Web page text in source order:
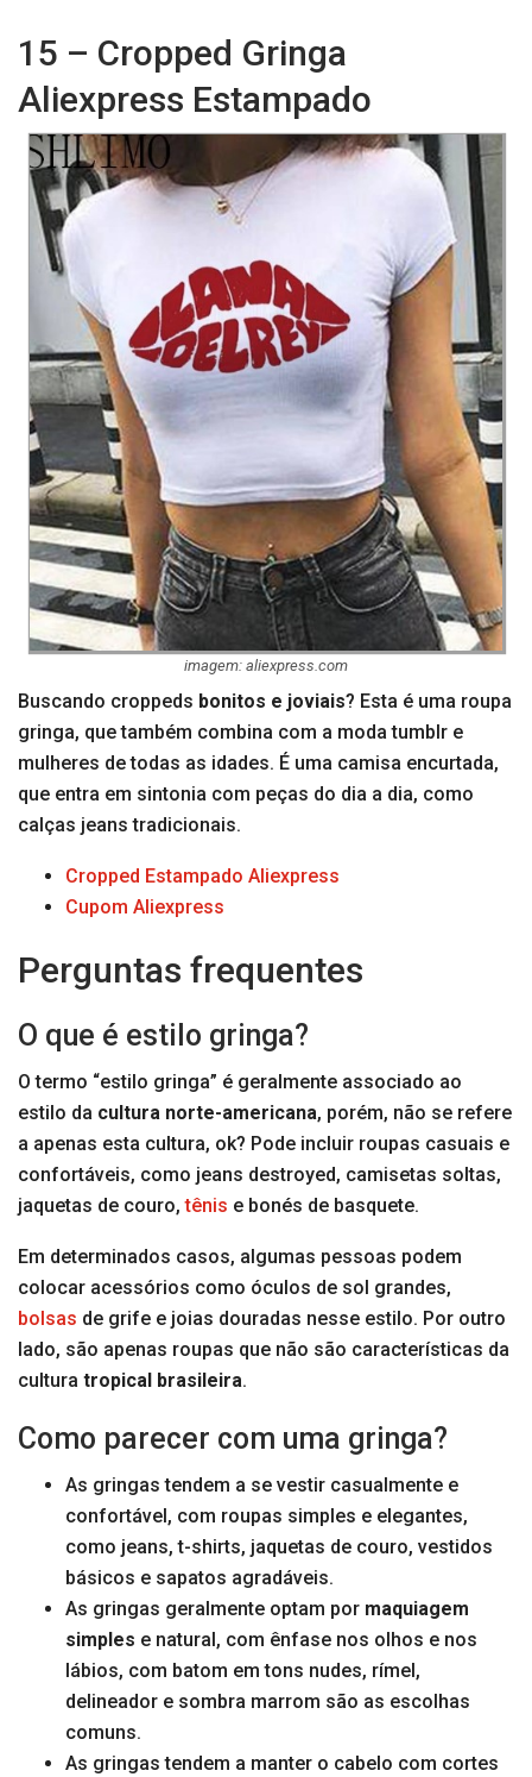
15 – Cropped Gringa
Aliexpress Estampado
imagem: aliexpress.com
Buscando croppeds bonitos e joviais? Esta é uma roupa
gringa, que também combina com a moda tumblr e
mulheres de todas as idades. É uma camisa encurtada,
que entra em sintonia com peças do dia a dia, como
calças jeans tradicionais.
Cropped Estampado Aliexpress
Cupom Aliexpress
Perguntas frequentes
O que é estilo gringa?
O termo “estilo gringa” é geralmente associado ao
estilo da cultura norte-americana, porém, não se refere
a apenas esta cultura, ok? Pode incluir roupas casuais e
confortáveis, como jeans destroyed, camisetas soltas,
jaquetas de couro,tênis e bonés de basquete.
Em determinados casos, algumas pessoas podem
colocar acessórios como óculos de sol grandes,
bolsas de grife e joias douradas nesse estilo. Por outro
lado, são apenas roupas que não são características da
cultura tropical brasileira.
Como parecer com uma gringa?
As gringas tendem a se vestir casualmente e
confortável, com roupas simples e elegantes,
como jeans, t-shirts, jaquetas de couro, vestidos
básicos e sapatos agradáveis.
As gringas geralmente optam por maquiagem
simples e natural, com ênfase nos olhos e nos
lábios, com batom em tons nudes, rímel,
delineador e sombra marrom são as escolhas
comuns.
As gringas tendem a manter o cabelo com cortes